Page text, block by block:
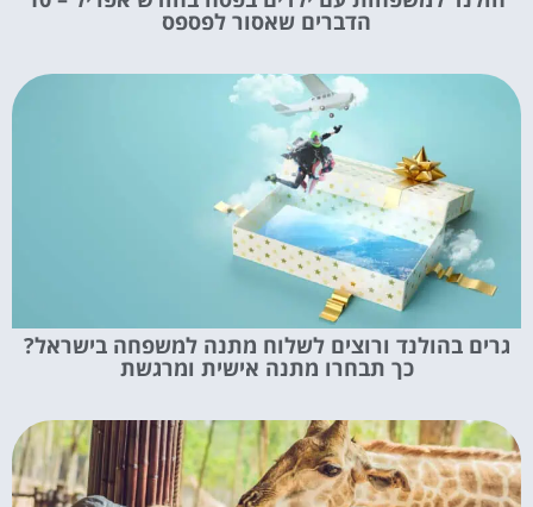
הדברים שאסור לפספס
גרים בהולנד ורוצים לשלוח מתנה למשפחה בישראל?
כך תבחרו מתנה אישית ומרגשת